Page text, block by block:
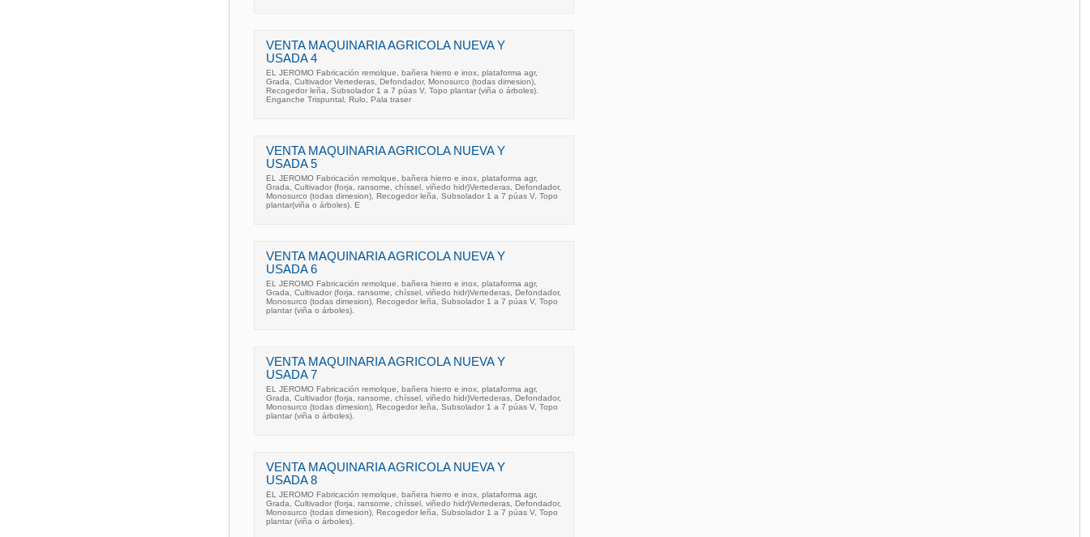
VENTA MAQUINARIA AGRICOLA NUEVA Y
USADA 4
EL JEROMO Fabricación remolque, bañera hierro e inox, plataforma agr,
Grada, Cultivador Vertederas, Defondador, Monosurco (todas dimesion),
Recogedor leña, Subsolador 1 a 7 púas V, Topo plantar (viña o árboles).
Enganche Trispuntal, Rulo, Pala traser
VENTA MAQUINARIA AGRICOLA NUEVA Y
USADA 5
EL JEROMO Fabricación remolque, bañera hierro e inox, plataforma agr,
Grada, Cultivador (forja, ransome, chíssel, viñedo hidr)Vertederas, Defondador,
Monosurco (todas dimesion), Recogedor leña, Subsolador 1 a 7 púas V, Topo
plantar(viña o árboles). E
VENTA MAQUINARIA AGRICOLA NUEVA Y
USADA 6
EL JEROMO Fabricación remolque, bañera hierro e inox, plataforma agr,
Grada, Cultivador (forja, ransome, chíssel, viñedo hidr)Vertederas, Defondador,
Monosurco (todas dimesion), Recogedor leña, Subsolador 1 a 7 púas V, Topo
plantar (viña o árboles).
VENTA MAQUINARIA AGRICOLA NUEVA Y
USADA 7
EL JEROMO Fabricación remolque, bañera hierro e inox, plataforma agr,
Grada, Cultivador (forja, ransome, chíssel, viñedo hidr)Vertederas, Defondador,
Monosurco (todas dimesion), Recogedor leña, Subsolador 1 a 7 púas V, Topo
plantar (viña o árboles).
VENTA MAQUINARIA AGRICOLA NUEVA Y
USADA 8
EL JEROMO Fabricación remolque, bañera hierro e inox, plataforma agr,
Grada, Cultivador (forja, ransome, chíssel, viñedo hidr)Vertederas, Defondador,
Monosurco (todas dimesion), Recogedor leña, Subsolador 1 a 7 púas V, Topo
plantar (viña o árboles).